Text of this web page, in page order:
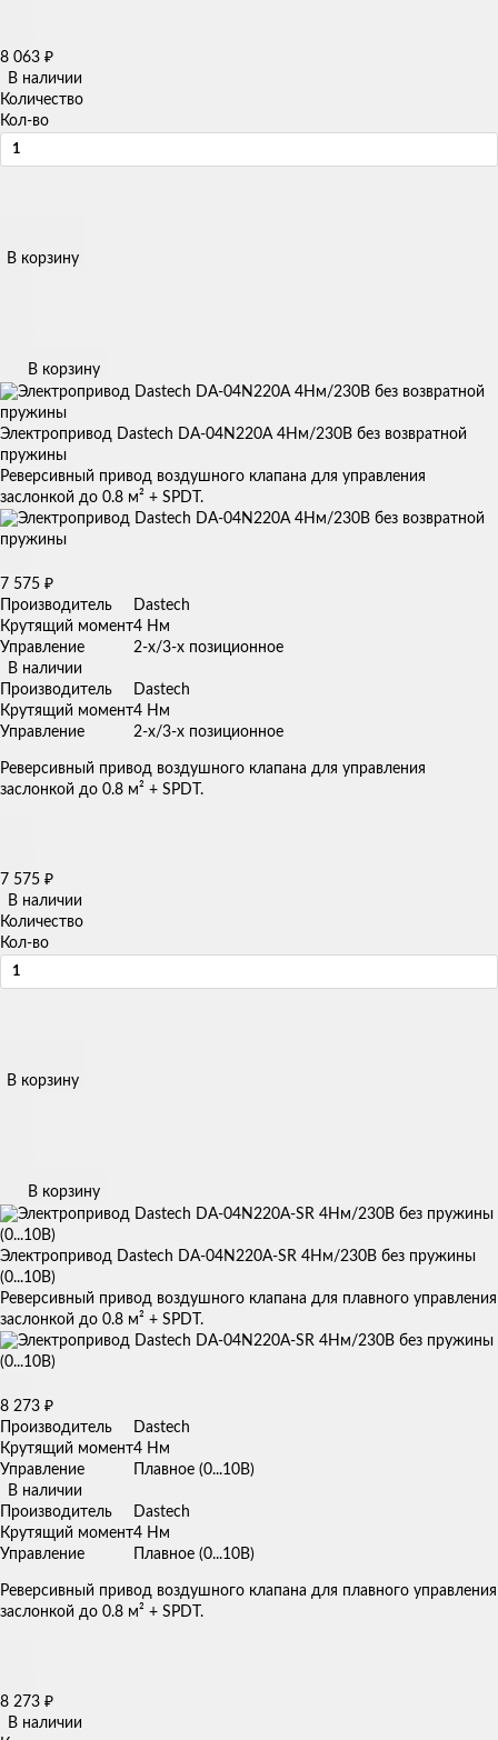
8 063 ₽
В наличии
Количество
Кол-во
В корзину
В корзину
Электропривод Dastech DA-04N220A 4Нм/230В без возвратной
пружины
Реверсивный привод воздушного клапана для управления
заслонкой до 0.8 м² + SPDT.
7 575 ₽
Производитель
Dastech
Крутящий момент4 Нм
Управление
2-х/3-х позиционное
В наличии
Производитель
Dastech
Крутящий момент4 Нм
Управление
2-х/3-х позиционное
Реверсивный привод воздушного клапана для управления
заслонкой до 0.8 м² + SPDT.
7 575 ₽
В наличии
Количество
Кол-во
В корзину
В корзину
Электропривод Dastech DA-04N220A-SR 4Нм/230В без пружины
(0...10В)
Реверсивный привод воздушного клапана для плавного управления
заслонкой до 0.8 м² + SPDT.
8 273 ₽
Производитель
Dastech
Крутящий момент4 Нм
Управление
Плавное (0...10В)
В наличии
Производитель
Dastech
Крутящий момент4 Нм
Управление
Плавное (0...10В)
Реверсивный привод воздушного клапана для плавного управления
заслонкой до 0.8 м² + SPDT.
8 273 ₽
В наличии